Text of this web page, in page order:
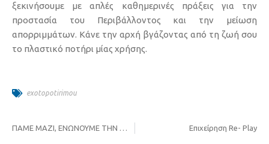
ξεκινήσουμε με απλές καθημερινές πράξεις για την
προστασία του Περιβάλλοντος και την μείωση
απορριμμάτων. Κάνε την αρχή βγάζοντας από τη ζωή σου
το πλαστικό ποτήρι μίας χρήσης.
exotopotirimou
Επιχείρηση Re- Play